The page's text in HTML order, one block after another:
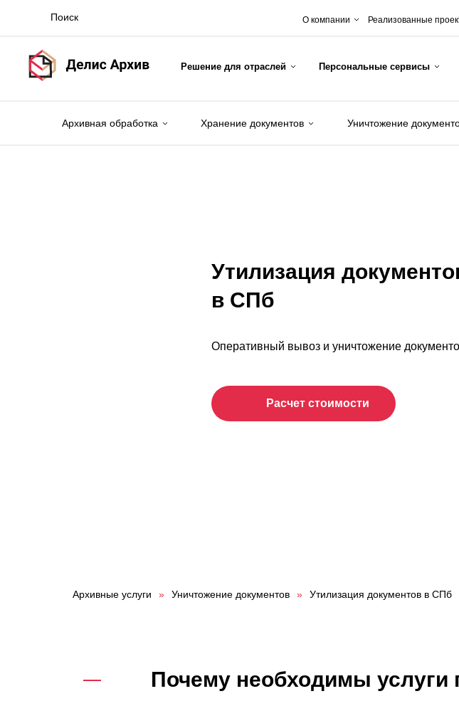
О компании Реализованные
Решение для отраслей Персональные сервисы
Архивная обработка Хранение документов Уничтожение
Утилизация
в СПб
Оперативный вывоз и уничтожение
Расчет стоимости
Архивные услуги » Уничтожение документов » Утилизация документов в СПб
Почему необходимы услуги